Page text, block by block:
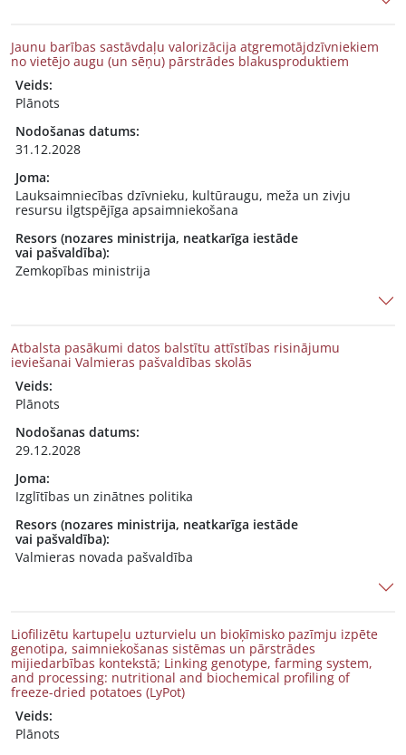
Jaunu barības sastāvdaļu valorizācija atgremotājdzīvniekiem
no vietējo augu (un sēņu) pārstrādes blakusproduktiem
Veids:
Plānots
Nodošanas datums:
31.12.2028
Joma:
Lauksaimniecības dzīvnieku, kultūraugu, meža un zivju
resursu ilgtspējīga apsaimniekošana
Resors (nozares ministrija, neatkarīga iestāde
vai pašvaldība):
Zemkopības ministrija
Atbalsta pasākumi datos balstītu attīstības risinājumu
ieviešanai Valmieras pašvaldības skolās
Veids:
Plānots
Nodošanas datums:
29.12.2028
Joma:
Izglītības un zinātnes politika
Resors (nozares ministrija, neatkarīga iestāde
vai pašvaldība):
Valmieras novada pašvaldība
Liofilizētu kartupeļu uzturvielu un bioķīmisko pazīmju izpēte
genotipa, saimniekošanas sistēmas un pārstrādes
mijiedarbības kontekstā; Linking genotype, farming system,
and processing: nutritional and biochemical profiling of
freeze-dried potatoes (LyPot)
Veids:
Plānots